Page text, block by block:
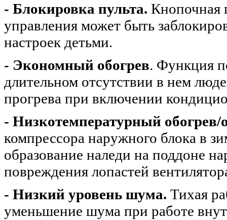
- Блокировка пульта. Кнопочная
управления может быть
настроек детьми.
- Экономный обогрев. Функция
длительном отсутствии в нем
прогрева при включении
- Низкотемпературный обогрев/
компрессора наружного блока в
образование наледи на поддоне
повреждения лопастей
- Низкий уровень шума. Тихая
уменьшение шума при работе